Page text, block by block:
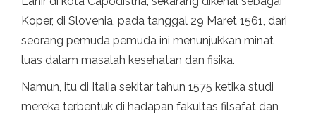
Koper, di Slovenia, pada tanggal 29 Maret 1561, dari
seorang pemuda pemuda ini menunjukkan minat
luas dalam masalah kesehatan dan fisika.
Namun, itu di Italia sekitar tahun 1575 ketika studi
mereka terbentuk di hadapan fakultas filsafat dan